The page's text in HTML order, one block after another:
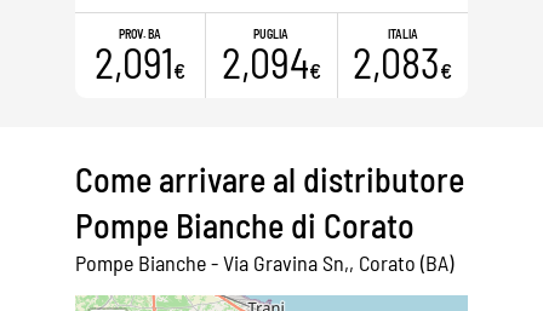
PROV. BA
2,091€
PUGLIA
2,094€
ITALIA
2,083€
Come arrivare al distributore
Pompe Bianche di Corato
Pompe Bianche - Via Gravina Sn,, Corato (BA)